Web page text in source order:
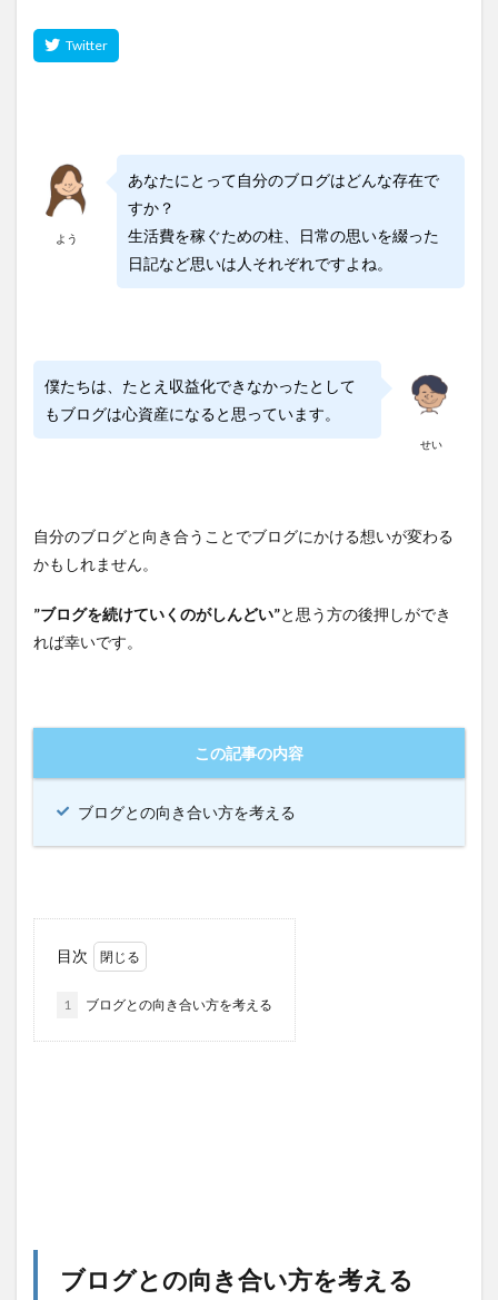
よう
あなたにとって自分のブログはどんな存在で
すか？
生活費を稼ぐための柱、日常の思いを綴った
日記など思いは人それぞれですよね。
せい
僕たちは、たとえ収益化できなかったとして
もブログは心資産になると思っています。
自分のブログと向き合うことでブログにかける想いが変わる
かもしれません。
”ブログを続けていくのがしんどい”と思う方の後押しができ
れば幸いです。
この記事の内容
ブログとの向き合い方を考える
目次
1 ブログとの向き合い方を考える
ブログとの向き合い方を考える